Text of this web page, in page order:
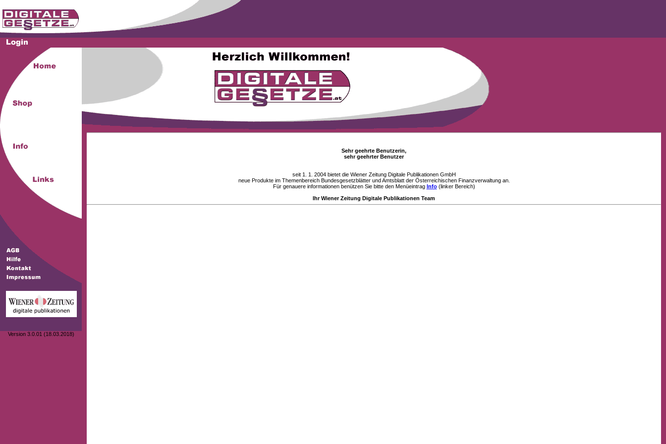
Version 3.0.01 (18.03.2018)
Sehr geehrte Benutzerin,
sehr geehrter Benutzer
seit 1. 1. 2004 bietet die Wiener Zeitung Digitale Publikationen GmbH
neue Produkte im Themenbereich Bundesgesetzblätter und Amtsblatt der Österreichischen Finanzverwaltung an.
Für genauere informationen benützen Sie bitte den Menüeintrag Info(linker Bereich)
Ihr Wiener Zeitung Digitale Publikationen Team